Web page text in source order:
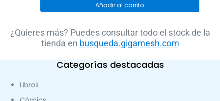
Añadir al carrito
¿Quieres más? Puedes consultar todo el stock de la
tienda en busqueda.gigamesh.com
Categorías destacadas
Libros